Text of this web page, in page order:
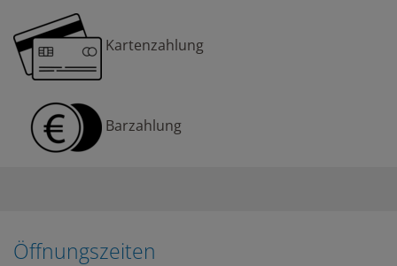
Kartenzahlung
Barzahlung
Öffnungszeiten